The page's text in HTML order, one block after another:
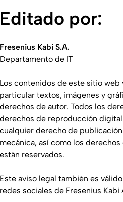
Editado por:
Fresenius Kabi S.A.
Departamento de IT
Los contenidos de este sitio web
particular textos, imágenes y
derechos de autor. Todos los
derechos de reproducción digital
cualquier derecho de
mecánica, así como los
están reservados.
Este aviso legal también es
redes sociales de Fresenius Kabi